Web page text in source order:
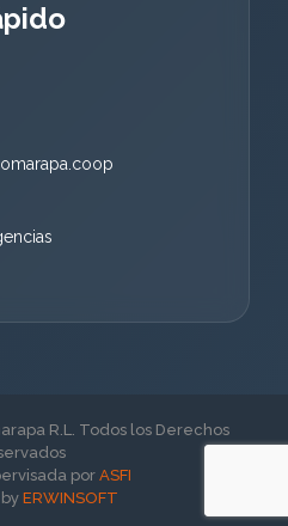
R.L. Todos los Derechos
porASFI
ERWINSOFT